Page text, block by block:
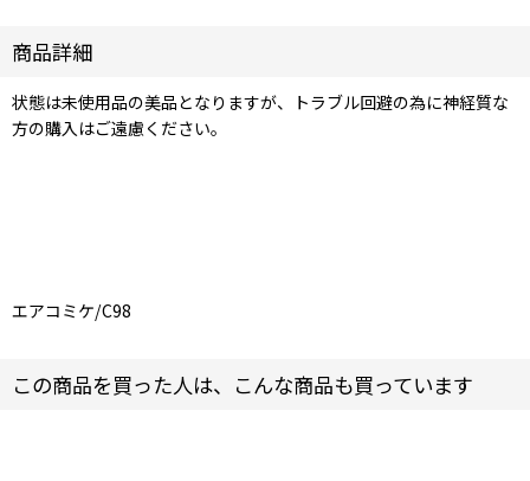
商品詳細
状態は未使用品の美品となりますが、トラブル回避の為に神経質な
方の購入はご遠慮ください。
エアコミケ/C98
この商品を買った人は、こんな商品も買っています